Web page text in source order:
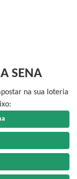
SENA
na sua loteria